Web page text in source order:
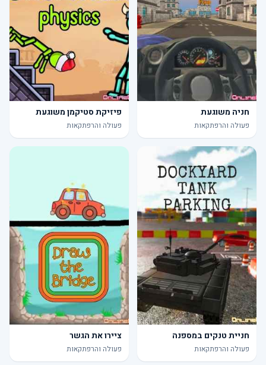
חניה משוגעת
פעולה והרפתקאות
פיזיקת סטיקמן משוגעת
פעולה והרפתקאות
חניית טנקים במספנה
פעולה והרפתקאות
ציירו את הגשר
פעולה והרפתקאות